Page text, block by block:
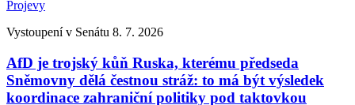
Projevy
Vystoupení v Senátu 8. 7. 2026
AfD je trojský kůň Ruska, kterému předseda
Sněmovny dělá čestnou stráž: to má být výsledek
koordinace zahraniční politiky pod taktovkou